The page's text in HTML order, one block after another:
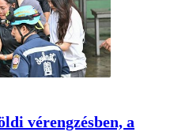
vérengzésben, a